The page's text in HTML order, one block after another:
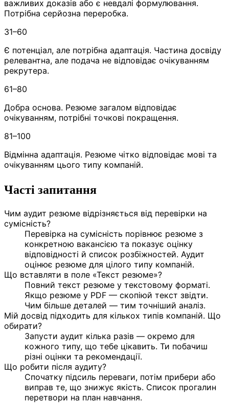
важливих доказів або є невдалі формулювання.
Потрібна серйозна переробка.
31–60
Є потенціал, але потрібна адаптація. Частина досвіду
релевантна, але подача не відповідає очікуванням
рекрутера.
61–80
Добра основа. Резюме загалом відповідає
очікуванням, потрібні точкові покращення.
81–100
Відмінна адаптація. Резюме чітко відповідає мові та
очікуванням цього типу компаній.
Часті запитання
Чим аудит резюме відрізняється від перевірки на
сумісність?
Перевірка на сумісність порівнює резюме з
конкретною вакансією та показує оцінку
відповідності й список розбіжностей. Аудит
оцінює резюме для цілого типу компаній.
Що вставляти в поле «Текст резюме»?
Повний текст резюме у текстовому форматі.
Якщо резюме у PDF — скопіюй текст звідти.
Чим більше деталей — тим точніший аналіз.
Мій досвід підходить для кількох типів компаній. Що
обирати?
Запусти аудит кілька разів — окремо для
кожного типу, що тебе цікавить. Ти побачиш
різні оцінки та рекомендації.
Що робити після аудиту?
Спочатку підсиль переваги, потім прибери або
виправ те, що знижує якість. Список прогалин
перетвори на план навчання.